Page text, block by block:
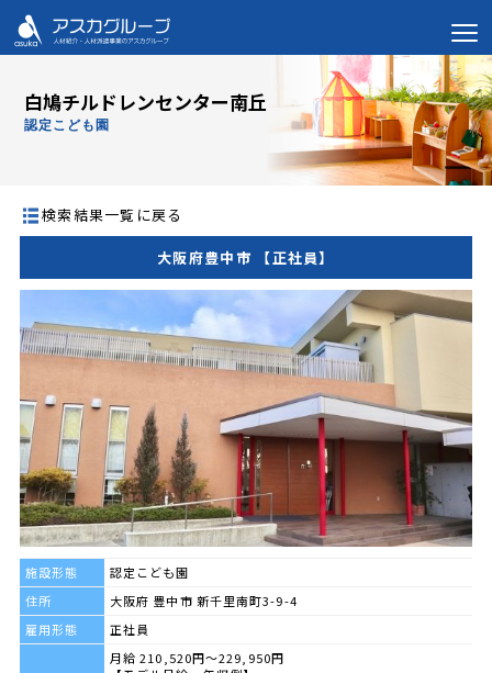
白鳩チルドレンセンター南丘
認定こども園
検索結果一覧に戻る
大阪府豊中市 【正社員】
施設形態
認定こども園
住所
大阪府 豊中市 新千里南町3-9-4
雇用形態
正社員
月給 210,520円～229,950円